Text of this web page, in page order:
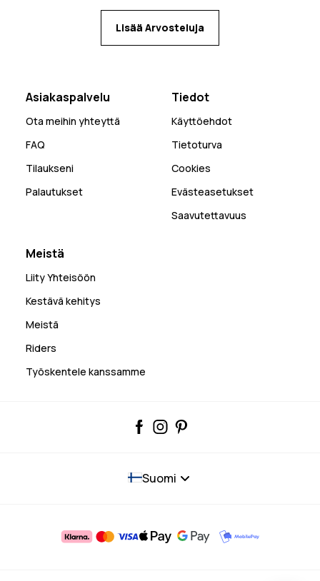
Lisää Arvosteluja
Asiakaspalvelu
Ota meihin yhteyttä
FAQ
Tilaukseni
Palautukset
Tiedot
Käyttöehdot
Tietoturva
Cookies
Evästeasetukset
Saavutettavuus
Meistä
Liity Yhteisöön
Kestävä kehitys
Meistä
Riders
Työskentele kanssamme
Suomi